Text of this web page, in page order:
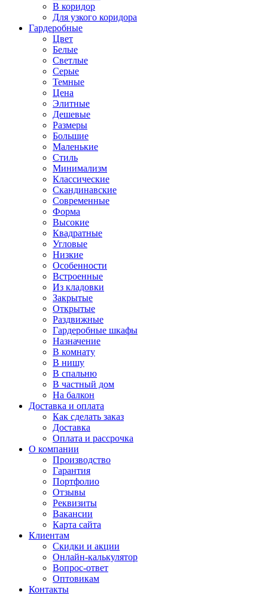
В коридор
Для узкого коридора
Гардеробные
Цвет
Белые
Светлые
Серые
Темные
Цена
Элитные
Дешевые
Размеры
Большие
Маленькие
Стиль
Минимализм
Классические
Скандинавские
Современные
Форма
Высокие
Квадратные
Угловые
Низкие
Особенности
Встроенные
Из кладовки
Закрытые
Открытые
Раздвижные
Гардеробные шкафы
Назначение
В комнату
В нишу
В спальню
В частный дом
На балкон
Доставка и оплата
Как сделать заказ
Доставка
Оплата и рассрочка
О компании
Производство
Гарантия
Портфолио
Отзывы
Реквизиты
Вакансии
Карта сайта
Клиентам
Скидки и акции
Онлайн-калькулятор
Вопрос-ответ
Оптовикам
Контакты